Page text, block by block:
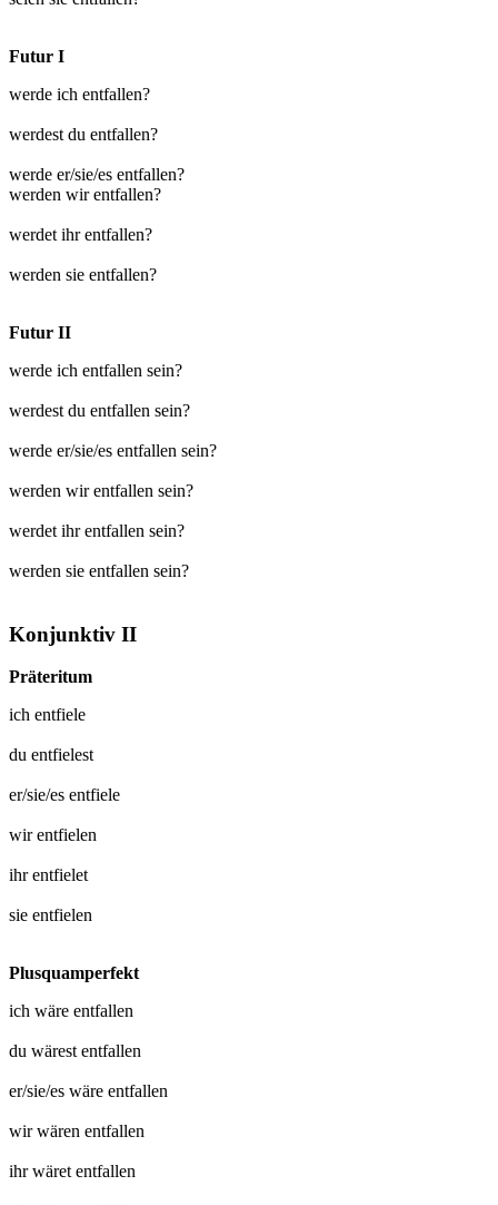
Futur I
werde ich entfallen?
werdest du entfallen?
werde er/sie/es entfallen?
werden wir entfallen?
werdet ihr entfallen?
werden sie entfallen?
Futur II
werde ich entfallen sein?
werdest du entfallen sein?
werde er/sie/es entfallen sein?
werden wir entfallen sein?
werdet ihr entfallen sein?
werden sie entfallen sein?
Konjunktiv II
Präteritum
ich entfiele
du entfielest
er/sie/es entfiele
wirentfielen
ihrentfielet
sie entfielen
Plusquamperfekt
ich wäre entfallen
du wärestentfallen
er/sie/es wäre entfallen
wir wären entfallen
ihr wäretentfallen